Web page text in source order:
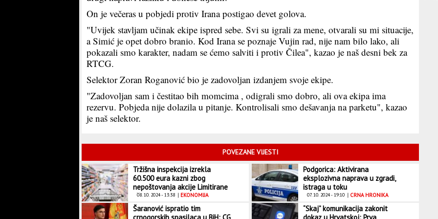
On je večeras u pobjedi protiv Irana postigao devet golova.
"Uvijek stavljam učinak ekipe ispred sebe. Svi su igrali za mene, otvarali su mi situacije,
a Simić je opet dobro branio. Kod Irana se poznaje Vujin rad, nije nam bilo lako, ali
pokazali smo karakter, nadam se ćemo salviti i protiv Čilea", kazao je naš desni bek za
RTCG.
Selektor Zoran Roganović bio je zadovoljan izdanjem svoje ekipe.
"Zadovoljan sam i čestitao bih momcima , odigrali smo dobro, ali ova ekipa ima
rezervu. Pobjeda nije dolazila u pitanje. Kontrolisali smo dešavanja na parketu", kazao
je naš selektor.
POVEZANE VIJESTI
Tržišna inspekcija izrekla
60.500 eura kazni zbog
nepoštovanja akcije Limitirane
cijene
08. 10. 2024 - 13:38 | EKONOMIJA
Podgorica: Aktivirana
eksplozivna naprava u zgradi,
istraga u toku
07. 10. 2024 - 19:10 | CRNA HRONIKA
Šaranović ispratio tim
“Skaj” komunikacija zakonit